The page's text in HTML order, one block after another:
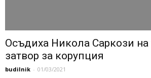
Осъдиха Никола Саркози на
затвор за корупция
budilnik - 01/03/2021